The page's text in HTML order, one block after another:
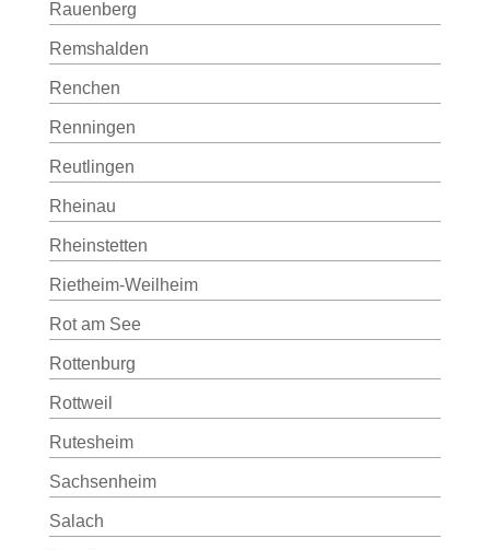
Rauenberg
Remshalden
Renchen
Renningen
Reutlingen
Rheinau
Rheinstetten
Rietheim-Weilheim
Rot am See
Rottenburg
Rottweil
Rutesheim
Sachsenheim
Salach